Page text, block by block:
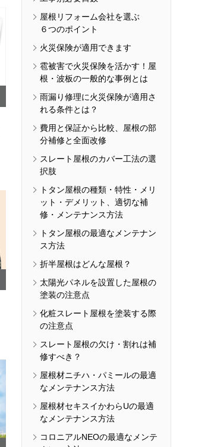
屋根リフォーム会社を選ぶ
６つのポイント
火災保険が適用できます
雹被害で火災保険を活かす！屋
根・波板の一般的な事例とは
雨漏り修理に火災保険が適用さ
れる条件とは？
費用と保証から比較、屋根の部
分補修と全面改修
スレート屋根のカバー工法の選
択肢
トタン屋根の種類・特性・メリ
ット・デメリット、適切な補
修・メンテナンス方法
トタン屋根の最適なメンテナン
ス方法
折半屋根はどんな屋根？
太陽光パネルを設置した屋根の
塗装の注意点
化粧スレート屋根を塗装する際
の注意点
スレート屋根の欠け・割れは補
修すべき？
屋根材ニチハ・パミールの最適
なメンテナンス方法
屋根材セキスイかわらUの最適
なメンテナンス方法
コロニアルNEOの最適なメンテ